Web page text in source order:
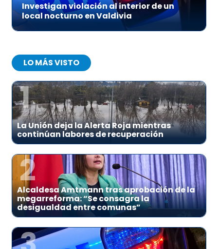
Investigan violación al interior de un
local nocturno en Valdivia
LO MÁS VISTO
1
La Unión deja la Alerta Roja mientras
continúan labores de recuperación
2
Alcaldesa Amtmann tras aprobación de la
megarreforma: “Se consagra la
desigualdad entre comunas”